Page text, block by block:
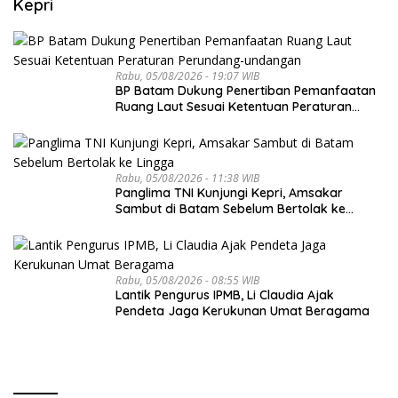
Kepri
Rabu, 05/08/2026 - 19:07 WIB
BP Batam Dukung Penertiban Pemanfaatan
Ruang Laut Sesuai Ketentuan Peraturan
Rabu, 05/08/2026 - 11:38 WIB
Panglima TNI Kunjungi Kepri, Amsakar
Sambut di Batam Sebelum Bertolak ke
Rabu, 05/08/2026 - 08:55 WIB
Lantik Pengurus IPMB, Li Claudia Ajak
Pendeta Jaga Kerukunan Umat Beragama